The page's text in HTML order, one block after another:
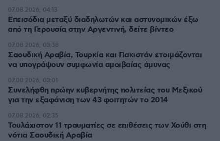
Επεισόδια μεταξύ διαδηλωτών και αστυνομικών έξω
από τη Γερουσία στην Αργεντινή, δείτε βίντεο
07.08.2026, 04:13
Σαουδική Αραβία, Τουρκία και Πακιστάν ετοιμάζονται
να υπογράψουν συμφωνία αμοιβαίας άμυνας
07.08.2026, 03:38
Συνελήφθη πρώην κυβερνήτης πολιτείας του Μεξικού
για την εξαφάνιση των 43 φοιτητών το 2014
07.08.2026, 03:01
Τουλάχιστον 11 τραυματίες σε επιθέσεις των Χούθι στη
νότια Σαουδική Αραβία
07.08.2026, 02:35